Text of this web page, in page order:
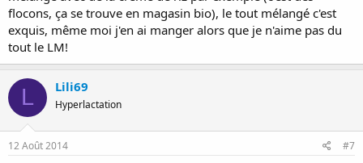
flocons, ça se trouve en magasin bio), le tout mélangé c'est
exquis, même moi j'en ai manger alors que je n'aime pas du
tout le LM!
L Lili69
Hyperlactation
12 Août 2014 #7